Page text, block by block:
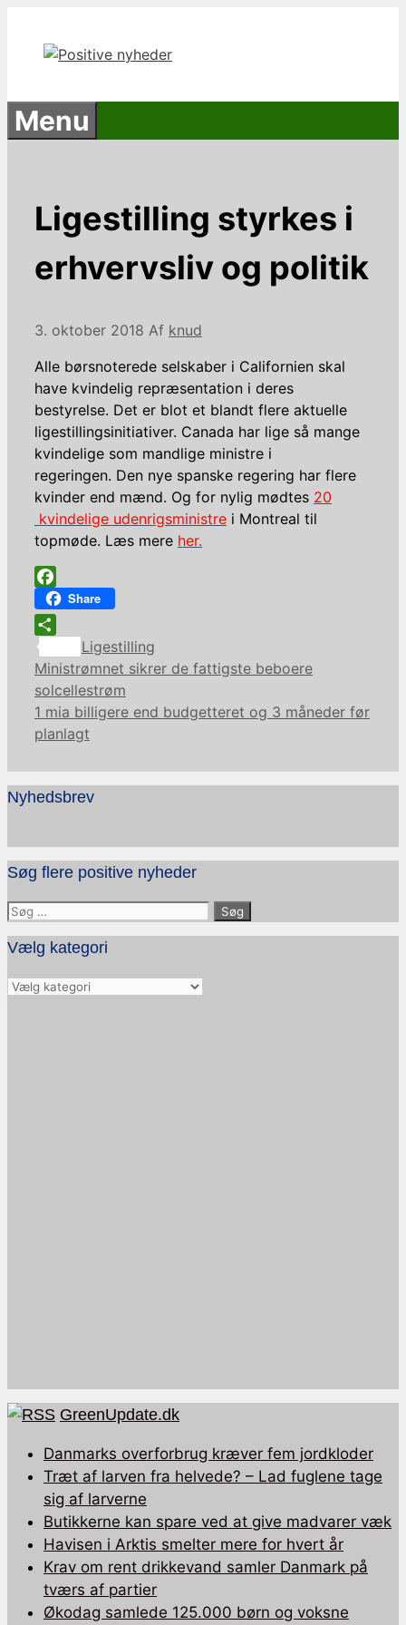
indhold
Menu
Ligestilling styrkes i
erhvervsliv og politik
3. oktober 2018 Af knud
Alle børsnoterede selskaber i Californien skal
have kvindelig repræsentation i deres
bestyrelse. Det er blot et blandt flere aktuelle
ligestillingsinitiativer. Canada har lige så mange
kvindelige som mandlige ministre i
regeringen. Den nye spanske regering har flere
kvinder end mænd. Og for nylig mødtes 20
kvindelige udenrigsministre i Montreal til
topmøde. Læs mere her.
Facebook
Share
Share
Kategorier
Ligestilling
Ministrømnet sikrer de fattigste beboere
solcellestrøm
1 mia billigere end budgetteret og 3 måneder før
planlagt
Nyhedsbrev
Søg flere positive nyheder
Søg
efter:
Vælg kategori
Vælg
GreenUpdate.dk
Danmarks overforbrug kræver fem jordkloder
Træt af larven fra helvede? – Lad fuglene tage
sig af larverne
Butikkerne kan spare ved at give madvarer væk
Havisen i Arktis smelter mere for hvert år
Krav om rent drikkevand samler Danmark på
tværs af partier
Økodag samlede 125.000 børn og voksne